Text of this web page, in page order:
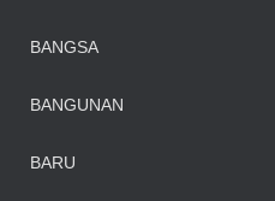
BANGSA
BANGUNAN
BARU